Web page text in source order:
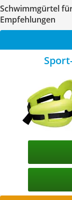
Schwimmgürtel
Empfehlungen